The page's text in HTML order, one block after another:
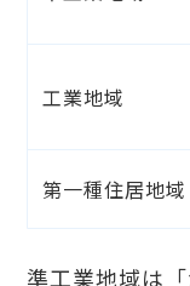
工業地域
第一種住居地域
準工業地域は